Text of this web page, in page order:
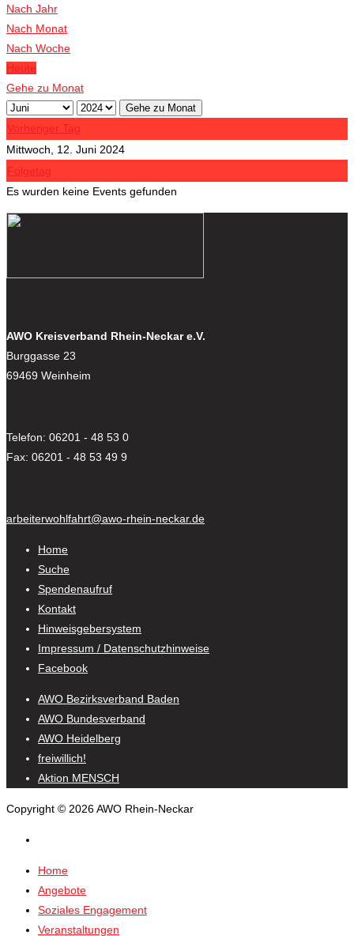
Nach Jahr
Nach Monat
Nach Woche
Heute
Gehe zu Monat
Gehe zu Monat
Vorheriger Tag
Mittwoch, 12. Juni 2024
Folgetag
Es wurden keine Events gefunden
AWO Kreisverband Rhein-Neckar e.V.
Burggasse 23
69469 Weinheim
Telefon: 06201 - 48 53 0
Fax: 06201 - 48 53 49 9
arbeiterwohlfahrt@awo-rhein-neckar.de
Home
Suche
Spendenaufruf
Kontakt
Hinweisgebersystem
Impressum / Datenschutzhinweise
Facebook
AWO Bezirksverband Baden
AWO Bundesverband
AWO Heidelberg
freiwillich!
Aktion MENSCH
Copyright © 2026 AWO Rhein-Neckar
Home
Angebote
Soziales Engagement
Veranstaltungen